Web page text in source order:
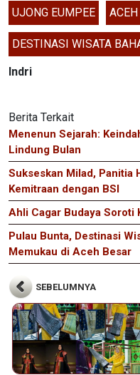
UJONG EUMPEE
DESTINASI WISATA
Indri
Berita Terkait
Menenun Sejarah:
Lindung Bulan
Sukseskan Milad, Panitia
Kemitraan dengan BSI
Ahli Cagar Budaya Soroti
Pulau Bunta, Destinasi
Memukau di Aceh Besar
SEBELUMNYA